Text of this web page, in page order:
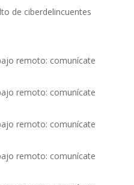
de ciberdelincuentes
remoto: comunícate
remoto: comunícate
remoto: comunícate
remoto: comunícate